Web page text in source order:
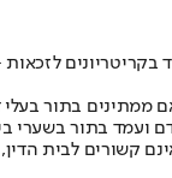
בקריטריונים
בתור
בתור בשערי
קשורים לבית